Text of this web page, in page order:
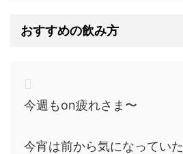
おすすめの飲み方
今週もon疲れさま〜
今宵は前から気になっていた